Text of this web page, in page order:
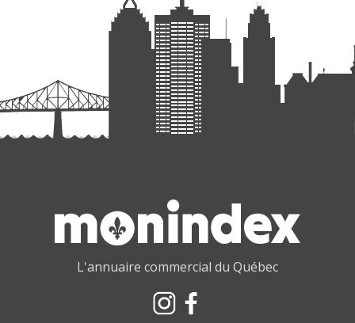
L'annuaire commercial du Québec